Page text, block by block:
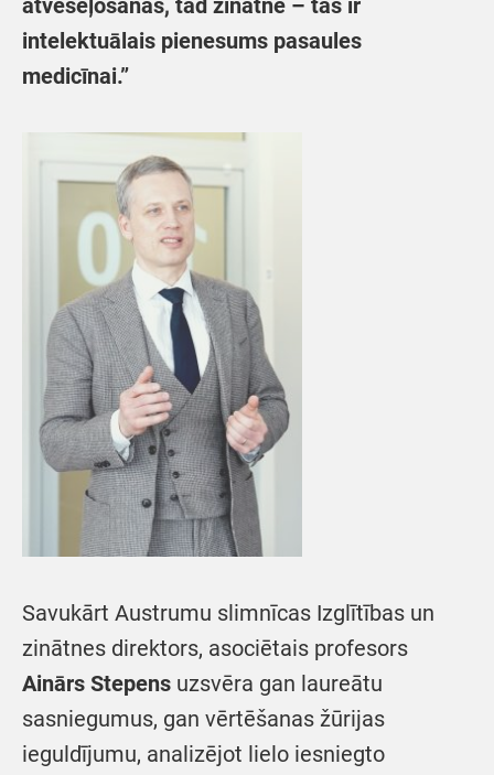
intelektuālais pienesums pasaules
medicīnai.”
Savukārt Austrumu slimnīcas Izglītības un
zinātnes direktors, asociētais profesors
Ainārs Stepens uzsvēra gan laureātu
sasniegumus, gan vērtēšanas žūrijas
ieguldījumu, analizējot lielo iesniegto